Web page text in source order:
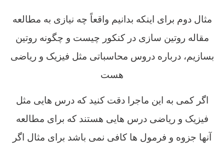
مثال دوم برای اینکه بدانیم واقعاً چه نیازی به مطالعه
مقاله روتین سازی در کنکور چیست و چگونه روتین
بسازیم، درباره دروس محاسباتی مثل فیزیک و ریاضی
هست
اگر کمی به این ماجرا دقت کنید که درس هایی مثل
فیزیک و ریاضی درس هایی هستند که برای مطالعه
آنها جزوه و فرمول ها کافی نمی باشد برای مثال اگر